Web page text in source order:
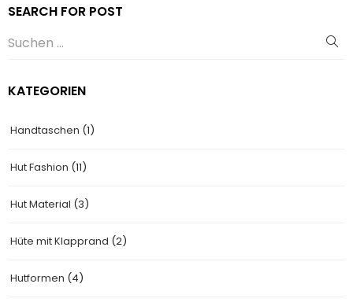
SEARCH FOR POST
KATEGORIEN
Handtaschen (1)
Hut Fashion (11)
Hut Material (3)
Hüte mit Klapprand (2)
Hutformen (4)